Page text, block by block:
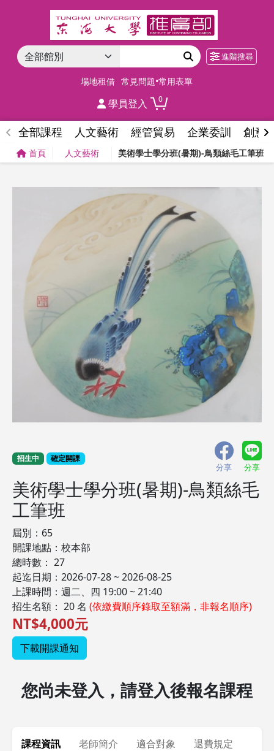
進階搜尋
場地租借 常見問題•常用表單
學員登入 0
全部課程 人文藝術 經管貿易 企業委訓 創意
首頁 人文藝術 美術學士學分班(暑期)-鳥類絲毛工筆班
招生中 確定開課
分享 分享
美術學士學分班(暑期)-鳥類絲毛
工筆班
屆別：65
開課地點：校本部
總時數： 27
起迄日期：2026-07-28 ~ 2026-08-25
上課時間：週二、四 19:00 ~ 21:40
招生名額： 20 名 (依繳費順序錄取至額滿，非報名順序)
NT$4,000元
下載開課通知
您尚未登入，請登入後報名課程
課程資訊 老師簡介 適合對象 退費規定